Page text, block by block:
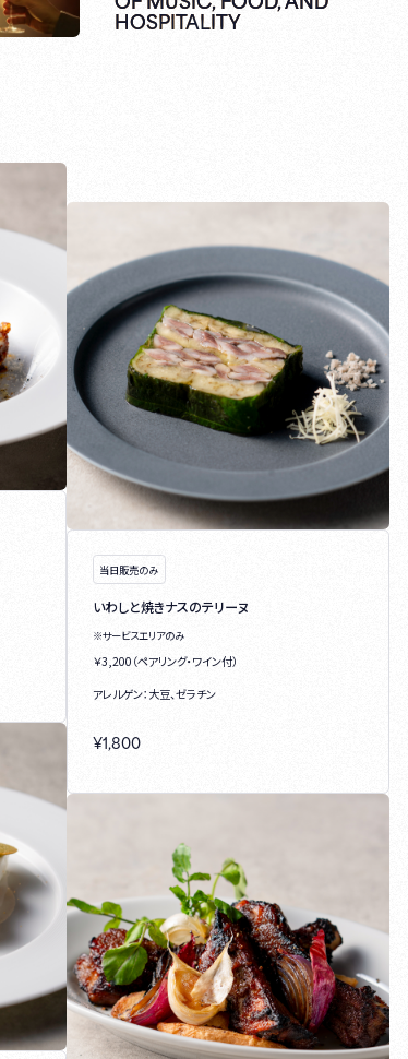
HOSPITALITY
当日販売のみ
いわしと焼きナスのテリーヌ
※サービスエリアのみ
￥3,200（ペアリング・ワイン付）
アレルゲン：大豆、ゼラチン
¥1,800